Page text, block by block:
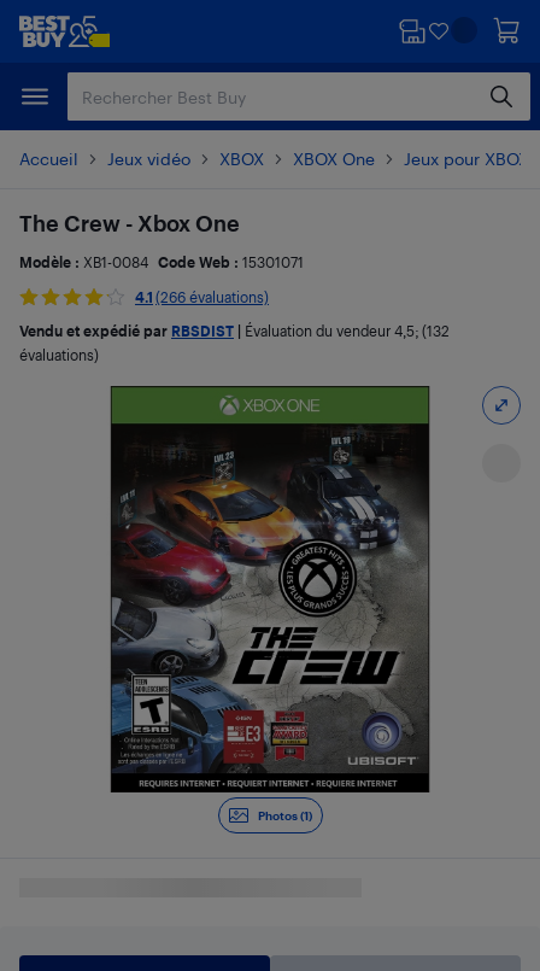
Passer
principal
Passer
Accueil Jeux vidéo XBOX XBOX One Jeux pour XBOX
Photos (1)
The Crew - Xbox One
Modèle : XB1-0084 Code Web : 15301071
4.1 (266 évaluations)
Vendu et expédié par RBSDIST Évaluation du vendeur 4,5; (132
évaluations)